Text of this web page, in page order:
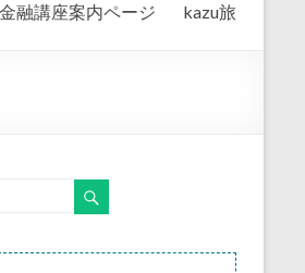
融講座案内ページ kazu旅